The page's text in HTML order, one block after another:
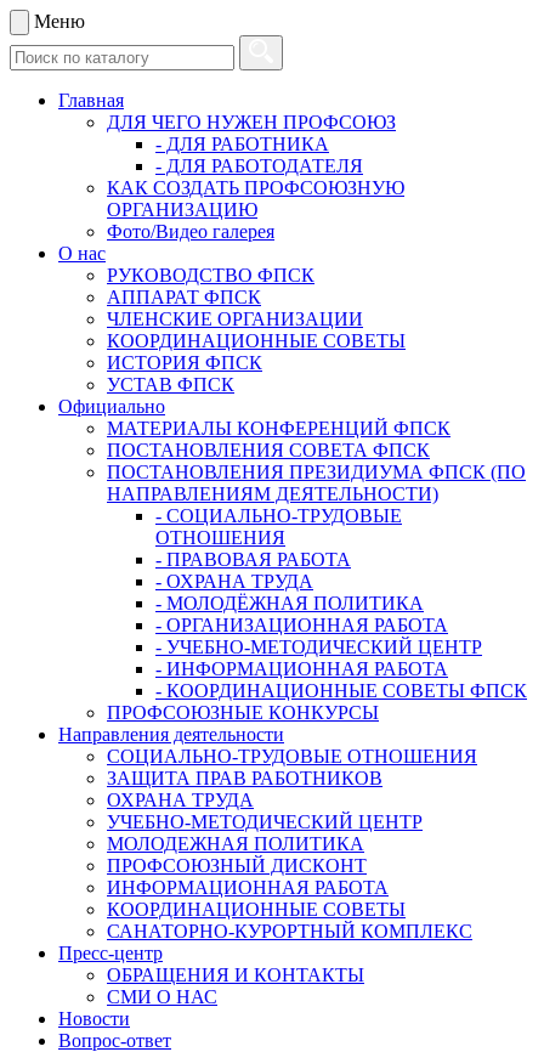
Меню
Главная
ДЛЯ ЧЕГО НУЖЕН ПРОФСОЮЗ
- ДЛЯ РАБОТНИКА
- ДЛЯ РАБОТОДАТЕЛЯ
КАК СОЗДАТЬ ПРОФСОЮЗНУЮ
ОРГАНИЗАЦИЮ
Фото/Видео галерея
О нас
РУКОВОДСТВО ФПСК
АППАРАТ ФПСК
ЧЛЕНСКИЕ ОРГАНИЗАЦИИ
КООРДИНАЦИОННЫЕ СОВЕТЫ
ИСТОРИЯ ФПСК
УСТАВ ФПСК
Официально
МАТЕРИАЛЫ КОНФЕРЕНЦИЙ ФПСК
ПОСТАНОВЛЕНИЯ СОВЕТА ФПСК
ПОСТАНОВЛЕНИЯ ПРЕЗИДИУМА ФПСК (ПО
НАПРАВЛЕНИЯМ ДЕЯТЕЛЬНОСТИ)
- СОЦИАЛЬНО-ТРУДОВЫЕ
ОТНОШЕНИЯ
- ПРАВОВАЯ РАБОТА
- ОХРАНА ТРУДА
- МОЛОДЁЖНАЯ ПОЛИТИКА
- ОРГАНИЗАЦИОННАЯ РАБОТА
- УЧЕБНО-МЕТОДИЧЕСКИЙ ЦЕНТР
- ИНФОРМАЦИОННАЯ РАБОТА
- КООРДИНАЦИОННЫЕ СОВЕТЫ ФПСК
ПРОФСОЮЗНЫЕ КОНКУРСЫ
Направления деятельности
СОЦИАЛЬНО-ТРУДОВЫЕ ОТНОШЕНИЯ
ЗАЩИТА ПРАВ РАБОТНИКОВ
ОХРАНА ТРУДА
УЧЕБНО-МЕТОДИЧЕСКИЙ ЦЕНТР
МОЛОДЕЖНАЯ ПОЛИТИКА
ПРОФСОЮЗНЫЙ ДИСКОНТ
ИНФОРМАЦИОННАЯ РАБОТА
КООРДИНАЦИОННЫЕ СОВЕТЫ
САНАТОРНО-КУРОРТНЫЙ КОМПЛЕКС
Пресс-центр
ОБРАЩЕНИЯ И КОНТАКТЫ
СМИ О НАС
Новости
Вопрос-ответ